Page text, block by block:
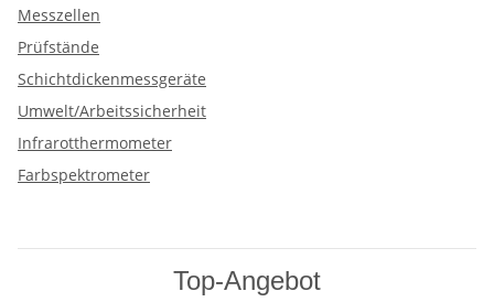
Messzellen
Prüfstände
Schichtdickenmessgeräte
Umwelt/Arbeitssicherheit
Infrarotthermometer
Farbspektrometer
Top-Angebot